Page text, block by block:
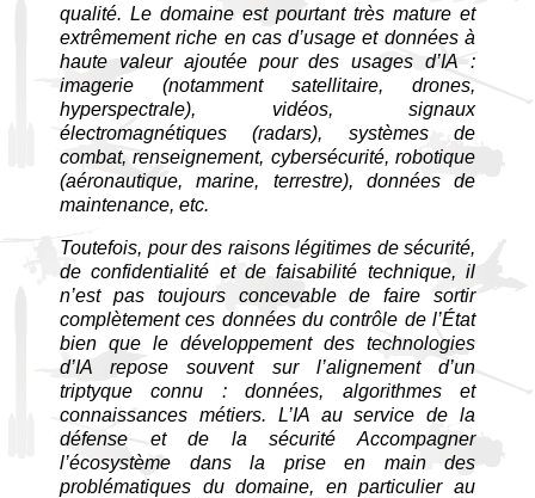
qualité. Le domaine est pourtant très mature et
extrêmement riche en cas d’usage et données à
haute valeur ajoutée pour des usages d’IA :
imagerie (notamment satellitaire, drones,
hyperspectrale), vidéos, signaux
électromagnétiques (radars), systèmes de
combat, renseignement, cybersécurité, robotique
(aéronautique, marine, terrestre), données de
maintenance, etc.
Toutefois, pour des raisons légitimes de sécurité,
de confidentialité et de faisabilité technique, il
n’est pas toujours concevable de faire sortir
complètement ces données du contrôle de l’État
bien que le développement des technologies
d’IA repose souvent sur l’alignement d’un
triptyque connu : données, algorithmes et
connaissances métiers. L’IA au service de la
défense et de la sécurité Accompagner
l’écosystème dans la prise en main des
problématiques du domaine, en particulier au